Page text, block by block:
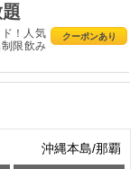
クーポンあり
！人気
限飲み
沖縄本島/那覇